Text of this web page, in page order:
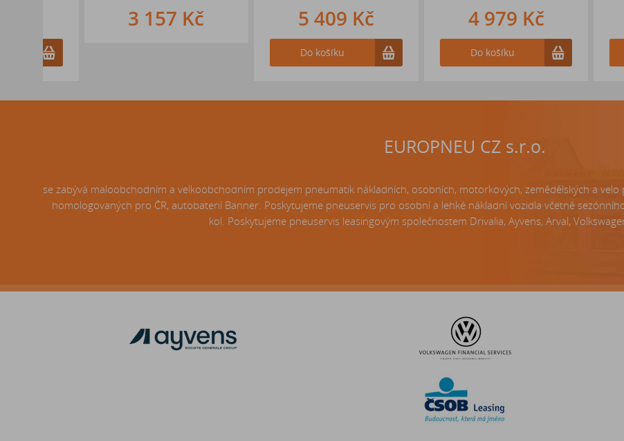
3 157 Kč 5 409 Kč
Do košíku
4 979 Kč
Do košíku
2
Do
EUROPNEU CZ s.r.o.
se zabývá maloobchodním a velkoobchodním prodejem pneumatik nákladních, osobních, motorkových, zemědělských a
homologovaných pro ČR, autobaterií Banner. Poskytujeme pneuservis pro osobní a lehké nákladní vozidla včetně
kol. Poskytujeme pneuservis leasingovým společnostem Drivalia, Ayvens, Arval,